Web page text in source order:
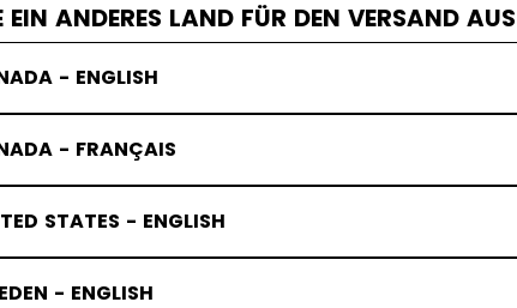
EIN ANDERES LAND FÜR DEN VERSAND AUS
- ENGLISH
- FRANÇAIS
STATES - ENGLISH
- ENGLISH